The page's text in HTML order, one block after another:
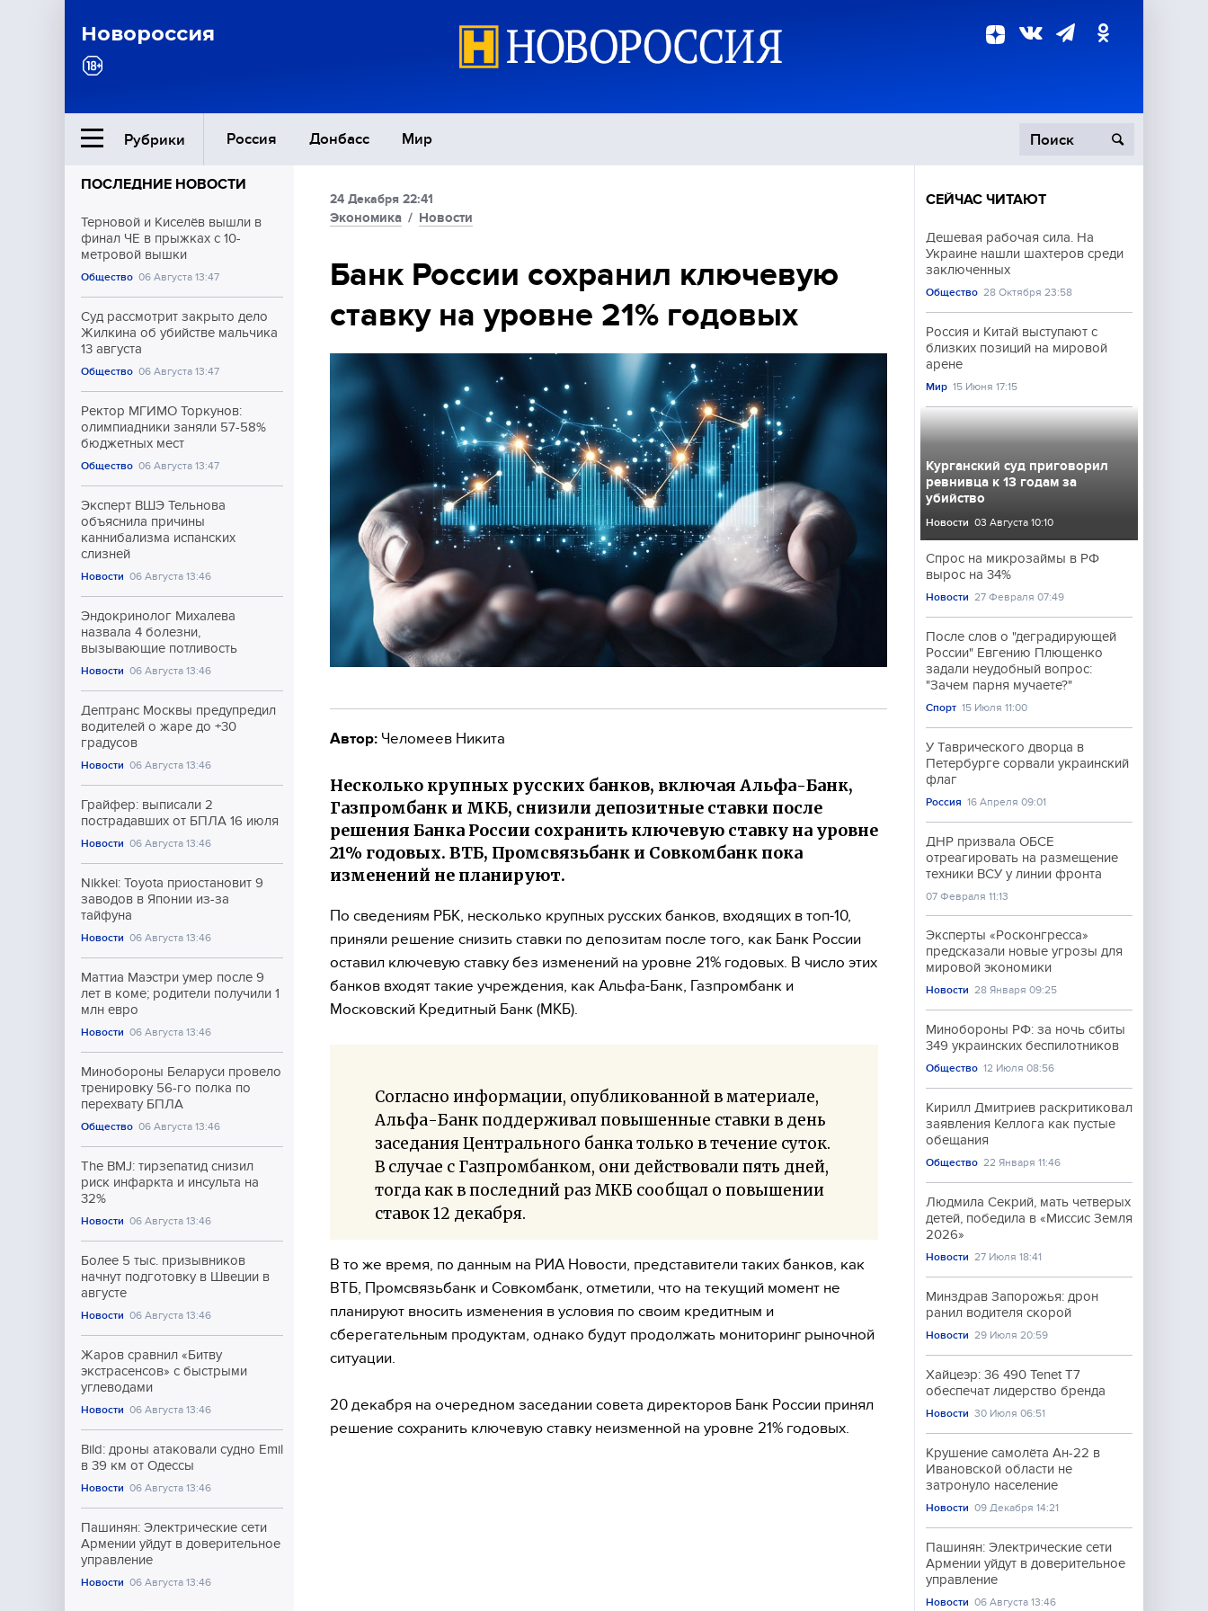
Новороссия
Рубрики Россия Донбасс Мир
Ближний Восток Политика
Общество
Экономика
Происшествия
Культура
Спорт
ПОСЛЕДНИЕ НОВОСТИ
Терновой и Киселёв вышли в
финал ЧЕ в прыжках с 10-
метровой вышки
Общество 06 Августа 13:47
Суд рассмотрит закрыто дело
Жилкина об убийстве мальчика
13 августа
Общество 06 Августа 13:47
Ректор МГИМО Торкунов:
олимпиадники заняли 57-58%
бюджетных мест
Общество 06 Августа 13:47
Эксперт ВШЭ Тельнова
объяснила причины
каннибализма испанских
слизней
Новости 06 Августа 13:46
Эндокринолог Михалева
назвала 4 болезни,
вызывающие потливость
Новости 06 Августа 13:46
Дептранс Москвы предупредил
водителей о жаре до +30
градусов
Новости 06 Августа 13:46
Грайфер: выписали 2
пострадавших от БПЛА 16 июля
Новости 06 Августа 13:46
Nikkei: Toyota приостановит 9
заводов в Японии из-за
тайфуна
Новости 06 Августа 13:46
Маттиа Маэстри умер после 9
лет в коме; родители получили 1
млн евро
Новости 06 Августа 13:46
Минобороны Беларуси провело
тренировку 56-го полка по
перехвату БПЛА
Общество 06 Августа 13:46
The BMJ: тирзепатид снизил
риск инфаркта и инсульта на
32%
Новости 06 Августа 13:46
Более 5 тыс. призывников
начнут подготовку в Швеции в
августе
Новости 06 Августа 13:46
Жаров сравнил «Битву
экстрасенсов» с быстрыми
углеводами
Новости 06 Августа 13:46
Bild: дроны атаковали судно Emil
в 39 км от Одессы
Новости 06 Августа 13:46
Пашинян: Электрические сети
Армении уйдут в доверительное
управление
Новости 06 Августа 13:46
24 Декабря 22:41
Экономика / Новости
Банк России сохранил ключевую
ставку на уровне 21% годовых
Автор: Челомеев Никита
Несколько крупных русских банков, включая Альфа-Банк,
Газпромбанк и МКБ, снизили депозитные ставки после
решения Банка России сохранить ключевую ставку на уровне
21% годовых. ВТБ, Промсвязьбанк и Совкомбанк пока
изменений не планируют.
По сведениям РБК, несколько крупных русских банков, входящих в топ-10,
приняли решение снизить ставки по депозитам после того, как Банк России
оставил ключевую ставку без изменений на уровне 21% годовых. В число этих
банков входят такие учреждения, как Альфа-Банк, Газпромбанк и
Московский Кредитный Банк (МКБ).
Согласно информации, опубликованной в материале,
Альфа-Банк поддерживал повышенные ставки в день
заседания Центрального банка только в течение суток.
В случае с Газпромбанком, они действовали пять дней,
тогда как в последний раз МКБ сообщал о повышении
ставок 12 декабря.
В то же время, по данным на РИА Новости, представители таких банков, как
ВТБ, Промсвязьбанк и Совкомбанк, отметили, что на текущий момент не
планируют вносить изменения в условия по своим кредитным и
сберегательным продуктам, однако будут продолжать мониторинг рыночной
ситуации.
20 декабря на очередном заседании совета директоров Банк России принял
решение сохранить ключевую ставку неизменной на уровне 21% годовых.
СЕЙЧАС ЧИТАЮТ
Дешевая рабочая сила. На
Украине нашли шахтеров среди
заключенных
Общество 28 Октября 23:58
Россия и Китай выступают с
близких позиций на мировой
арене
Мир 15 Июня 17:15
Курганский суд приговорил
ревнивца к 13 годам за
убийство
Новости 03 Августа 10:10
Спрос на микрозаймы в РФ
вырос на 34%
Новости 27 Февраля 07:49
После слов о "деградирующей
России" Евгению Плющенко
задали неудобный вопрос:
"Зачем парня мучаете?"
Спорт 15 Июля 11:00
У Таврического дворца в
Петербурге сорвали украинский
флаг
Россия 16 Апреля 09:01
ДНР призвала ОБСЕ
отреагировать на размещение
техники ВСУ у линии фронта
07 Февраля 11:13
Эксперты «Росконгресса»
предсказали новые угрозы для
мировой экономики
Новости 28 Января 09:25
Минобороны РФ: за ночь сбиты
349 украинских беспилотников
Общество 12 Июля 08:56
Кирилл Дмитриев раскритиковал
заявления Келлога как пустые
обещания
Общество 22 Января 11:46
Людмила Секрий, мать четверых
детей, победила в «Миссис Земля
2026»
Новости 27 Июля 18:41
Минздрав Запорожья: дрон
ранил водителя скорой
Новости 29 Июля 20:59
Хайцеэр: 36 490 Tenet T7
обеспечат лидерство бренда
Новости 30 Июля 06:51
Крушение самолёта Ан-22 в
Ивановской области не
затронуло население
Новости 09 Декабря 14:21
Пашинян: Электрические сети
Армении уйдут в доверительное
управление
Новости 06 Августа 13:46